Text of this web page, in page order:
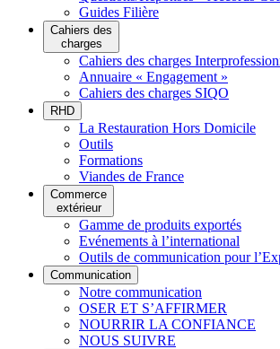
Guides Filière
Cahiers des
charges
Cahiers des charges
Annuaire « Engagement »
Cahiers des charges SIQO
RHD
La Restauration Hors Domicile
Outils
Formations
Viandes de France
Commerce
extérieur
Gamme de produits exportés
Evénements à l’international
Outils de communication pour
Communication
Notre communication
OSER ET S’AFFIRMER
NOURRIR LA CONFIANCE
NOUS SUIVRE